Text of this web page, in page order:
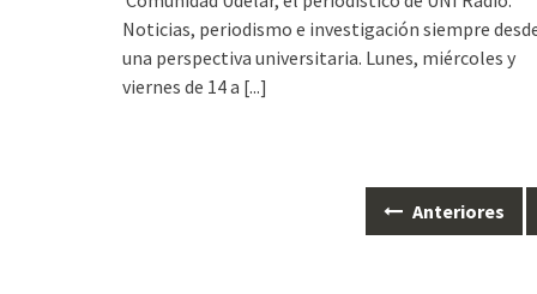
Noticias, periodismo e investigación siempre
una perspectiva universitaria. Lunes, miércoles y
viernes de 14 a [...]
Anteriores